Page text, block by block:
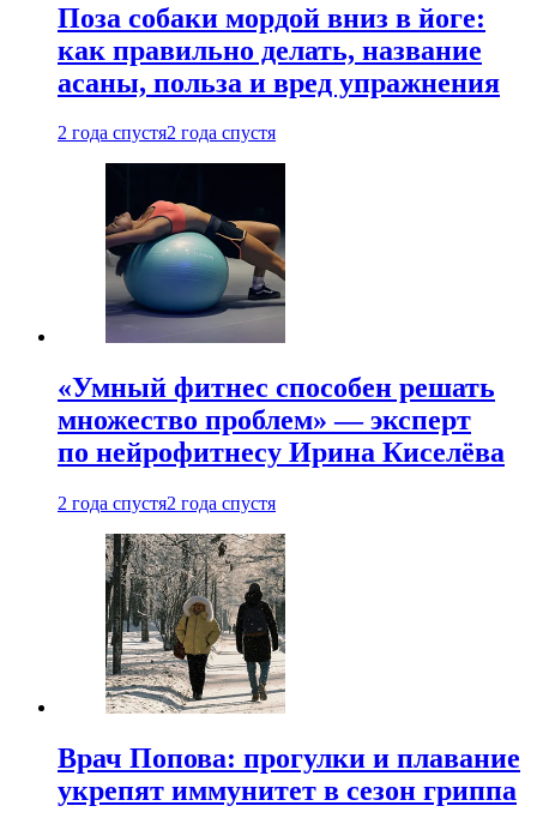
Поза собаки мордой вниз в йоге:
как правильно делать, название
асаны, польза и вред упражнения
2 года спустя2 года спустя
«Умный фитнес способен решать
множество проблем» — эксперт
по нейрофитнесу Ирина Киселёва
2 года спустя2 года спустя
Врач Попова: прогулки и плавание
укрепят иммунитет в сезон гриппа